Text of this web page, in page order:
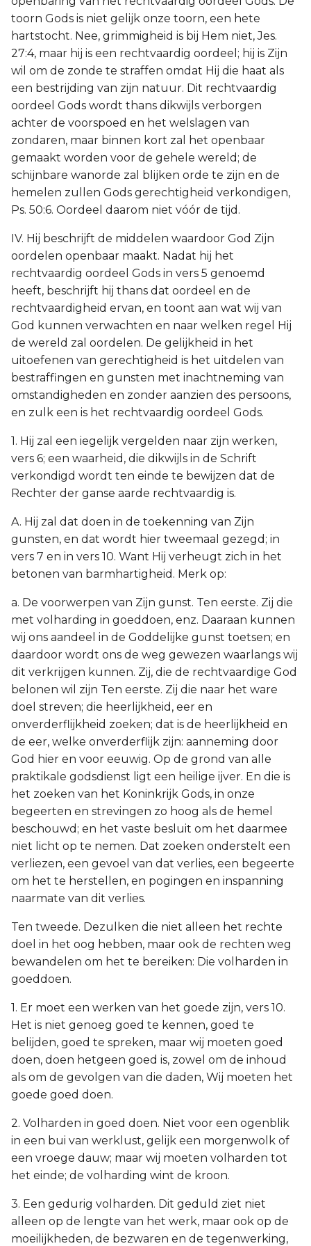
toorn Gods is niet gelijk onze toorn, een hete
hartstocht. Nee, grimmigheid is bij Hem niet, Jes.
27:4, maar hij is een rechtvaardig oordeel; hij is Zijn
wil om de zonde te straffen omdat Hij die haat als
een bestrijding van zijn natuur. Dit rechtvaardig
oordeel Gods wordt thans dikwijls verborgen
achter de voorspoed en het welslagen van
zondaren, maar binnen kort zal het openbaar
gemaakt worden voor de gehele wereld; de
schijnbare wanorde zal blijken orde te zijn en de
hemelen zullen Gods gerechtigheid verkondigen,
Ps. 50:6. Oordeel daarom niet vóór de tijd.
IV. Hij beschrijft de middelen waardoor God Zijn
oordelen openbaar maakt. Nadat hij het
rechtvaardig oordeel Gods in vers 5 genoemd
heeft, beschrijft hij thans dat oordeel en de
rechtvaardigheid ervan, en toont aan wat wij van
God kunnen verwachten en naar welken regel Hij
de wereld zal oordelen. De gelijkheid in het
uitoefenen van gerechtigheid is het uitdelen van
bestraffingen en gunsten met inachtneming van
omstandigheden en zonder aanzien des persoons,
en zulk een is het rechtvaardig oordeel Gods.
1. Hij zal een iegelijk vergelden naar zijn werken,
vers 6; een waarheid, die dikwijls in de Schrift
verkondigd wordt ten einde te bewijzen dat de
Rechter der ganse aarde rechtvaardig is.
A. Hij zal dat doen in de toekenning van Zijn
gunsten, en dat wordt hier tweemaal gezegd; in
vers 7 en in vers 10. Want Hij verheugt zich in het
betonen van barmhartigheid. Merk op:
a. De voorwerpen van Zijn gunst. Ten eerste. Zij die
met volharding in goeddoen, enz. Daaraan kunnen
wij ons aandeel in de Goddelijke gunst toetsen; en
daardoor wordt ons de weg gewezen waarlangs wij
dit verkrijgen kunnen. Zij, die de rechtvaardige God
belonen wil zijn Ten eerste. Zij die naar het ware
doel streven; die heerlijkheid, eer en
onverderflijkheid zoeken; dat is de heerlijkheid en
de eer, welke onverderflijk zijn: aanneming door
God hier en voor eeuwig. Op de grond van alle
praktikale godsdienst ligt een heilige ijver. En die is
het zoeken van het Koninkrijk Gods, in onze
begeerten en strevingen zo hoog als de hemel
beschouwd; en het vaste besluit om het daarmee
niet licht op te nemen. Dat zoeken onderstelt een
verliezen, een gevoel van dat verlies, een begeerte
om het te herstellen, en pogingen en inspanning
naarmate van dit verlies.
Ten tweede. Dezulken die niet alleen het rechte
doel in het oog hebben, maar ook de rechten weg
bewandelen om het te bereiken: Die volharden in
goeddoen.
1. Er moet een werken van het goede zijn, vers 10.
Het is niet genoeg goed te kennen, goed te
belijden, goed te spreken, maar wij moeten goed
doen, doen hetgeen goed is, zowel om de inhoud
als om de gevolgen van die daden, Wij moeten het
goede goed doen.
2. Volharden in goed doen. Niet voor een ogenblik
in een bui van werklust, gelijk een morgenwolk of
een vroege dauw; maar wij moeten volharden tot
het einde; de volharding wint de kroon.
3. Een gedurig volharden. Dit geduld ziet niet
alleen op de lengte van het werk, maar ook op de
moeilijkheden, de bezwaren en de tegenwerking,